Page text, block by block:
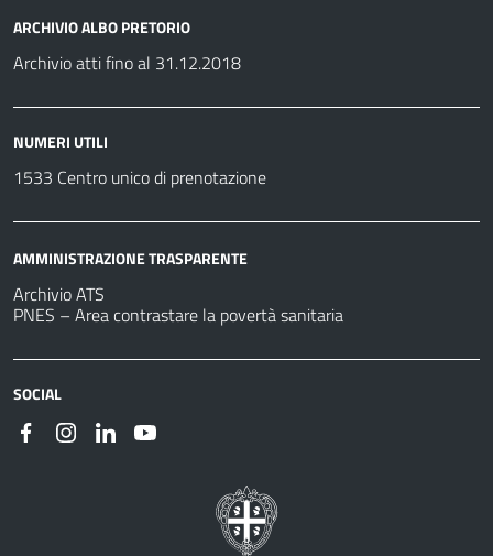
ARCHIVIO ALBO PRETORIO
Archivio atti fino al 31.12.2018
NUMERI UTILI
1533 Centro unico di prenotazione
AMMINISTRAZIONE TRASPARENTE
Archivio ATS
PNES – Area contrastare la povertà sanitaria
SOCIAL